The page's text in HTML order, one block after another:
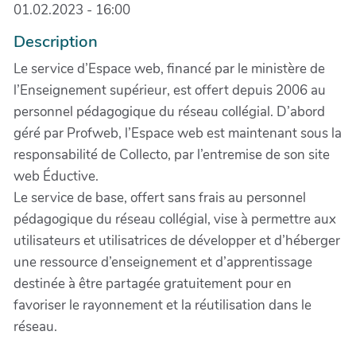
01.02.2023 - 16:00
Description
Le service d’Espace web, financé par le ministère de
l’Enseignement supérieur, est offert depuis 2006 au
personnel pédagogique du réseau collégial. D’abord
géré par Profweb, l’Espace web est maintenant sous la
responsabilité de Collecto, par l’entremise de son site
web Éductive.
Le service de base, offert sans frais au personnel
pédagogique du réseau collégial, vise à permettre aux
utilisateurs et utilisatrices de développer et d’héberger
une ressource d’enseignement et d’apprentissage
destinée à être partagée gratuitement pour en
favoriser le rayonnement et la réutilisation dans le
réseau.